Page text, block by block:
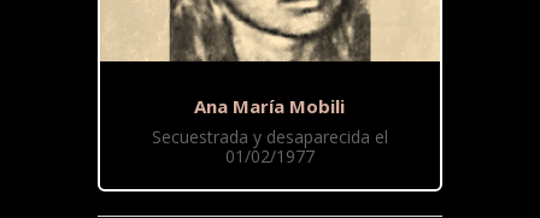
Ana María Mobili
Secuestrada y desaparecida el
01/02/1977